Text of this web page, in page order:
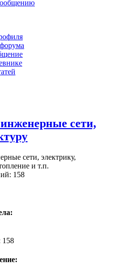
сети,
сети, электрику,
и т.п.
158